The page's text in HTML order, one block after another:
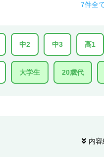
7件全
中2 中3 高1
大学生 20歳代
内